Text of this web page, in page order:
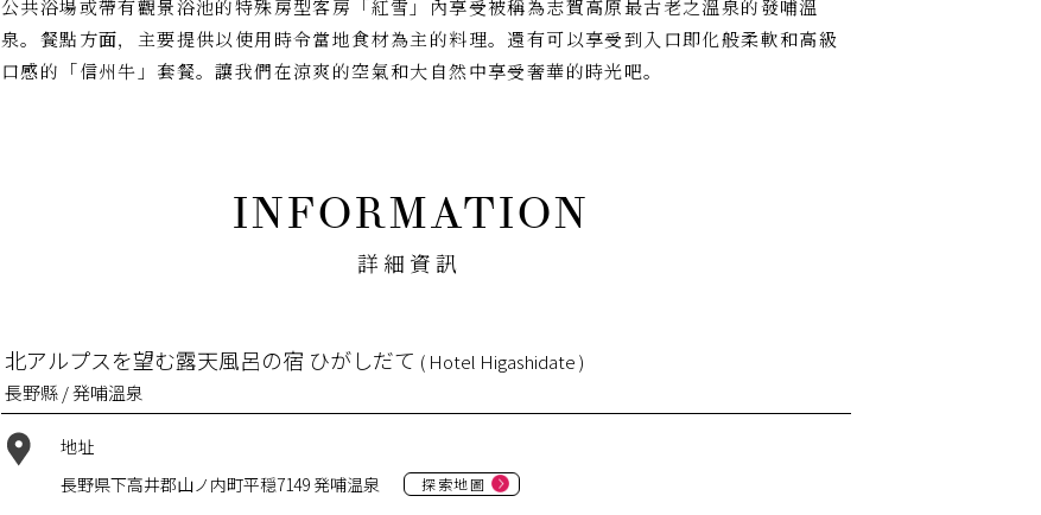
公共浴場或帶有觀景浴池的特殊房型客房「紅雪」內享受被稱為志賀高原最古老之溫泉的發哺溫
泉。餐點方面，主要提供以使用時令當地食材為主的料理。還有可以享受到入口即化般柔軟和高級
口感的「信州牛」套餐。讓我們在涼爽的空氣和大自然中享受奢華的時光吧。
詳細資訊
北アルプスを望む露天風呂の宿 ひがしだて ( Hotel Higashidate )
長野縣 / 発哺溫泉
地址
長野県下高井郡山ノ内町平穏7149 発哺温泉
探索地圖